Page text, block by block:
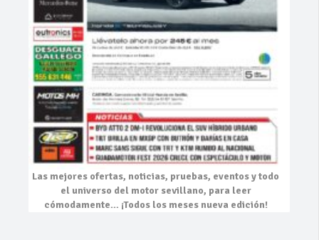
Las mejores ofertas, noticias, pruebas, eventosy todo
el universo del motor sevillano, para leer
cómodamente… ¡Todos los meses nueva edición!